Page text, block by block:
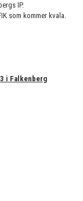
IP.
som kommer kvala.
i Falkenberg